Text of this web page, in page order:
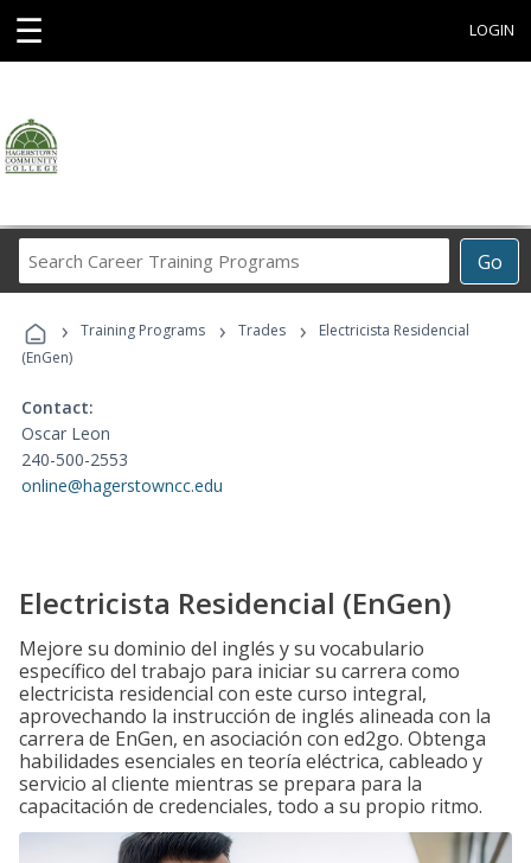
☰ LOGIN
Go
Career
Programs
› Training Programs › Trades ›
Electricista Residencial
(EnGen)
Contact:
Oscar Leon
240-500-2553
online@hagerstowncc.edu
Electricista Residencial (EnGen)
Mejore su dominio del inglés y su vocabulario
específico del trabajo para iniciar su carrera como
electricista residencial con este curso integral,
aprovechando la instrucción de inglés alineada con la
carrera de EnGen, en asociación con ed2go. Obtenga
habilidades esenciales en teoría eléctrica, cableado y
servicio al cliente mientras se prepara para la
capacitación de credenciales, todo a su propio ritmo.